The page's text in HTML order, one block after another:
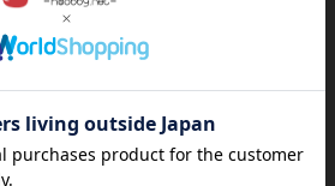
約10時間前by くみ
ニューオールド
約11時間前by オグランド（Oguland）